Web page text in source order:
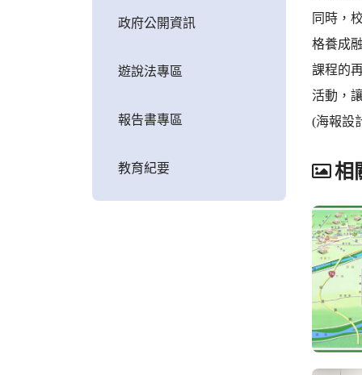
政府公開資訊
遊說法專區
報告書專區
教育紀要
同時，
格養成
課程的
活動，
(海報設
相